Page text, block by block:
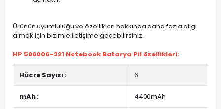
Ürünün uyumluluğu ve özellikleri hakkında daha fazla bilgi
almak için bizimle iletişime geçebilirsiniz.
HP 586006-321 Notebook Batarya Pil özellikleri:
Hücre Sayısı : 6
mAh : 4400mAh